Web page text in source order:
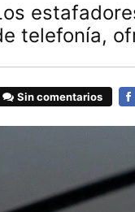
telefonía,
Sin comentarios